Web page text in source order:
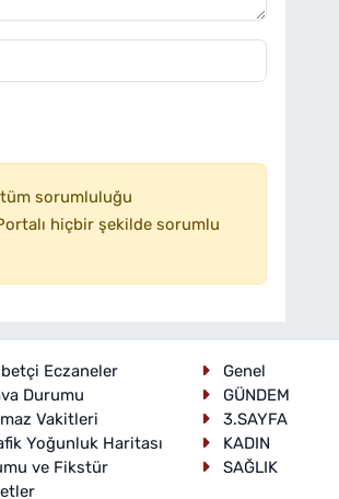
sorumluluğu
hiçbir şekilde sorumlu
Eczaneler
Durumu
Vakitleri
Yoğunluk Haritası
ve Fikstür
Genel
GÜNDEM
3.SAYFA
KADIN
SAĞLIK